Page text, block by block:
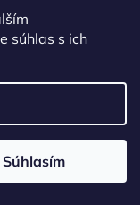
súhlas s ich
Súhlasím